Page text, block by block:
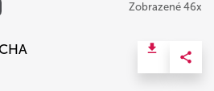
Zobrazené 46x